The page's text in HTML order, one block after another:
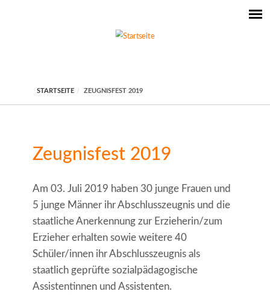
STARTSEITE ZEUGNISFEST 2019
Zeugnisfest 2019
Am 03. Juli 2019 haben 30 junge Frauen und
5 junge Männer ihr Abschlusszeugnis und die
staatliche Anerkennung zur Erzieherin/zum
Erzieher erhalten sowie weitere 40
Schüler/innen ihr Abschlusszeugnis als
staatlich geprüfte sozialpädagogische
Assistentinnen und Assistenten.